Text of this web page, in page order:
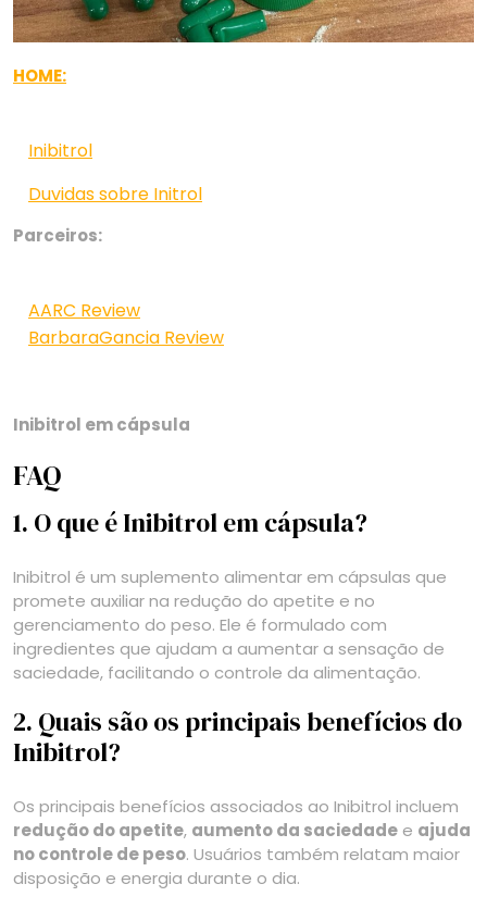
HOME:
Inibitrol
Duvidas sobre Initrol
Parceiros:
AARC Review
BarbaraGancia Review
Inibitrol em cápsula
FAQ
1. O que é Inibitrol em cápsula?
Inibitrol é um suplemento alimentar em cápsulas que
promete auxiliar na redução do apetite e no
gerenciamento do peso. Ele é formulado com
ingredientes que ajudam a aumentar a sensação de
saciedade, facilitando o controle da alimentação.
2. Quais são os principais benefícios do
Inibitrol?
Os principais benefícios associados ao Inibitrol incluem
redução do apetite, aumento da saciedade e ajuda
no controle de peso. Usuários também relatam maior
disposição e energia durante o dia.